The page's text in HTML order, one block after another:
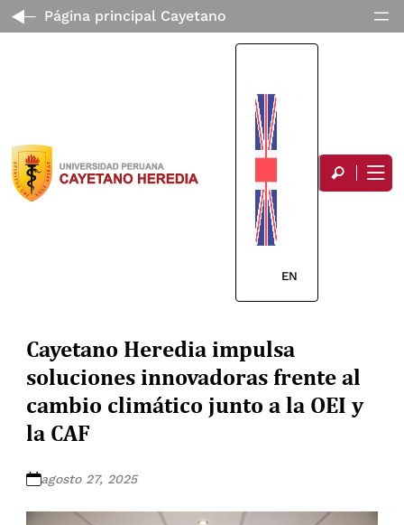
Página principal Cayetano
EN
Cayetano Heredia impulsa
soluciones innovadoras frente al
cambio climático junto a la OEI y
la CAF
agosto 27, 2025